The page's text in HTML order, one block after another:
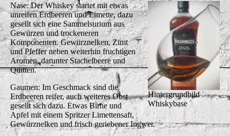
Hintergrundbild
Whiskybase
Nase: Der Whiskey startet mit etwas
unreifen Erdbeeren und Limette, dazu
gesellt sich eine Sammelsurium aus
Gewürzen und trockeneren
Komponenten. Gewürznelken, Zimt
und Pfeffer neben weiterhin fruchtigen
Aromen, darunter Stachelbeere und
Quitten.
Gaumen: Im Geschmack sind die
Erdbeeren reifer, auch weiteres Obst
gesellt sich dazu. Etwas Birne und
Apfel mit einem Spritzer Limettensaft,
Gewürznelken und frisch geriebener Ingwer.